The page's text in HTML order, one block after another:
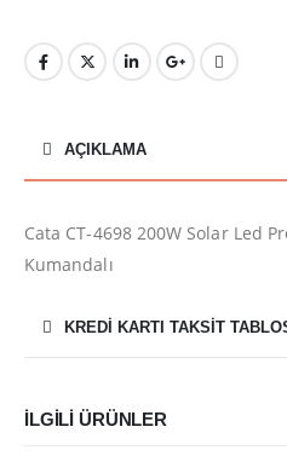
AÇIKLAMA
Cata CT-4698 200W Solar Led
Kumandalı
KREDI KARTI TAKSIT
İLGILI ÜRÜNLER